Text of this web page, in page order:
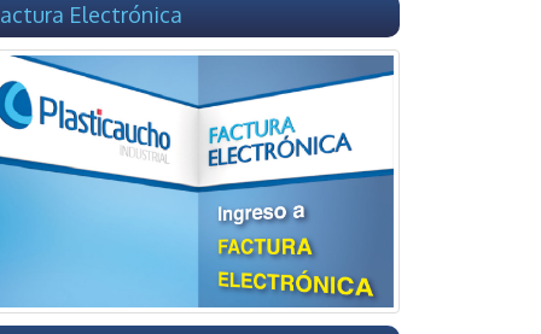
Electrónica